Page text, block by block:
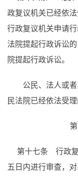
政复议机关已经依
行政复议机关申请
法院提起行政诉讼
院提起行政诉讼。
公民、法人或者
民法院已经依法受
第十七条 行政复
五日内进行审查，